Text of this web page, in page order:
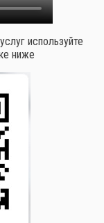
используйте
ниже